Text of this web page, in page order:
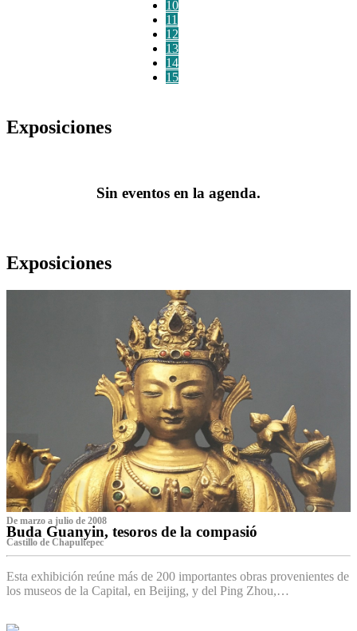
10
11
12
13
14
15
Exposiciones
Sin eventos en la agenda.
Exposiciones
De marzo a julio de 2008
Buda Guanyin, tesoros de la compasió
Castillo de Chapultepec
Esta exhibición reúne más de 200 importantes obras provenientes de
los museos de la Capital, en Beijing, y del Ping Zhou,…